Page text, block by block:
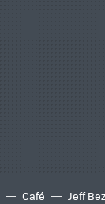
Café Jeff